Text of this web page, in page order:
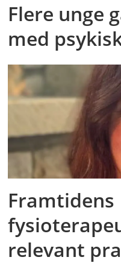
Flere unge
med
Framtidens
relevant